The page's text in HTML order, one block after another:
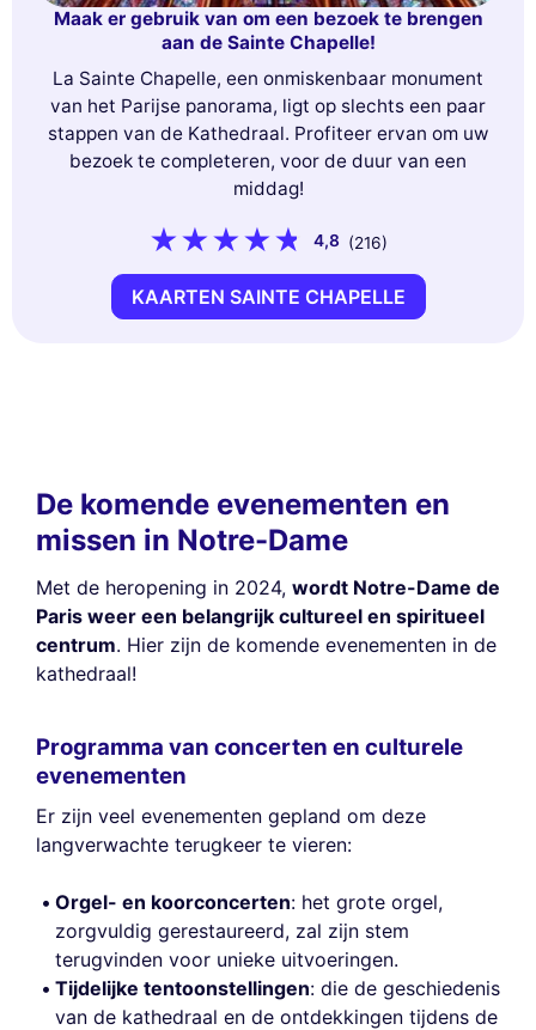
Maak er gebruik van om een bezoek te brengen
aan de Sainte Chapelle!
La Sainte Chapelle, een onmiskenbaar monument
van het Parijse panorama, ligt op slechts een paar
stappen van de Kathedraal. Profiteer ervan om uw
bezoek te completeren, voor de duur van een
middag!
4,8 (216)
KAARTEN SAINTE CHAPELLE
De komende evenementen en
missen in Notre-Dame
Met de heropening in 2024, wordt Notre-Dame de
Paris weer een belangrijk cultureel en spiritueel
centrum. Hier zijn de komende evenementen in de
kathedraal!
Programma van concerten en culturele
evenementen
Er zijn veel evenementen gepland om deze
langverwachte terugkeer te vieren:
Orgel- en koorconcerten: het grote orgel,
zorgvuldig gerestaureerd, zal zijn stem
terugvinden voor unieke uitvoeringen.
Tijdelijke tentoonstellingen: die de geschiedenis
van de kathedraal en de ontdekkingen tijdens de